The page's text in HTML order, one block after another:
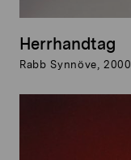
Herrhandtag
Rabb Synnöve, 2000